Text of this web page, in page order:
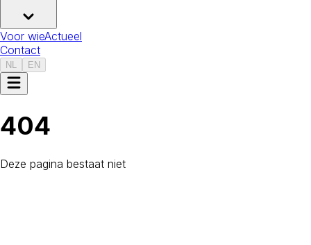
Voor wieActueel
Contact
NL EN
404
Deze pagina bestaat niet